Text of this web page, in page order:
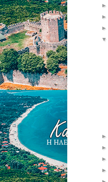
►
►
►
▼
►
►
►
►